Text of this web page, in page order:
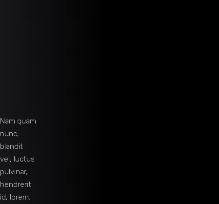
Nam quam
nunc,
blandit
vel, luctus
pulvinar,
hendrerit
id, lorem.